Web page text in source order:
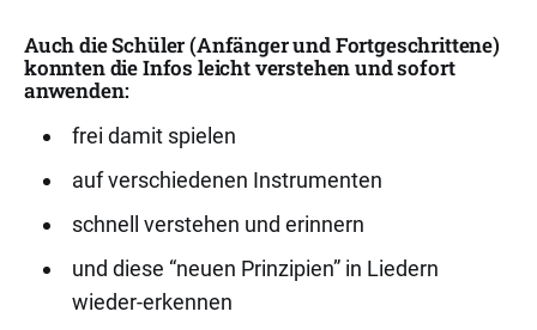
Auch die Schüler (Anfänger und Fortgeschrittene)
konnten die Infos leicht verstehen und sofort
anwenden:
frei damit spielen
auf verschiedenen Instrumenten
schnell verstehen und erinnern
und diese “neuen Prinzipien” in Liedern
wieder-erkennen